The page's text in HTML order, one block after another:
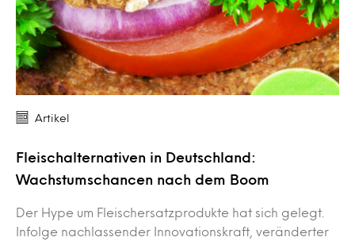
Artikel
Fleischalternativen in Deutschland:
Wachstumschancen nach dem Boom
Der Hype um Fleischersatzprodukte hat sich gelegt.
Infolge nachlassender Innovationskraft, veränderter